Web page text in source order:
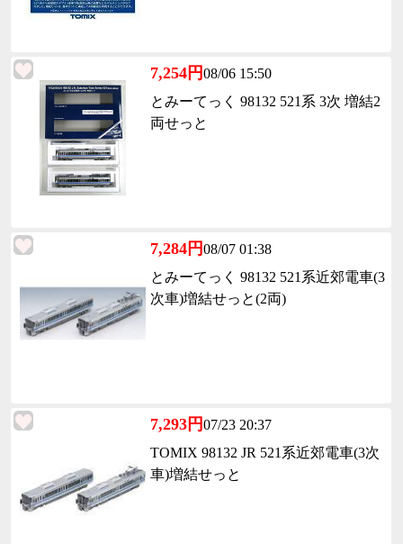
7,254円08/06 15:50
とみーてっく 98132 521系 3次 増結2
両せっと
7,284円08/07 01:38
とみーてっく 98132 521系近郊電車(3
次車)増結せっと(2両)
7,293円07/23 20:37
TOMIX 98132 JR 521系近郊電車(3次
車)増結せっと